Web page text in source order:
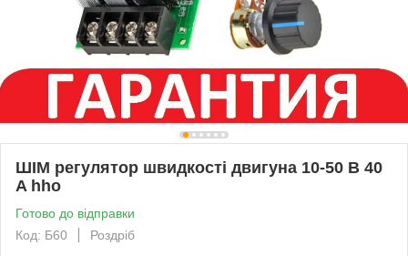
ШІМ регулятор швидкості двигуна 10-50 В 40
A hho
Готово до відправки
Код: Б60
Роздріб